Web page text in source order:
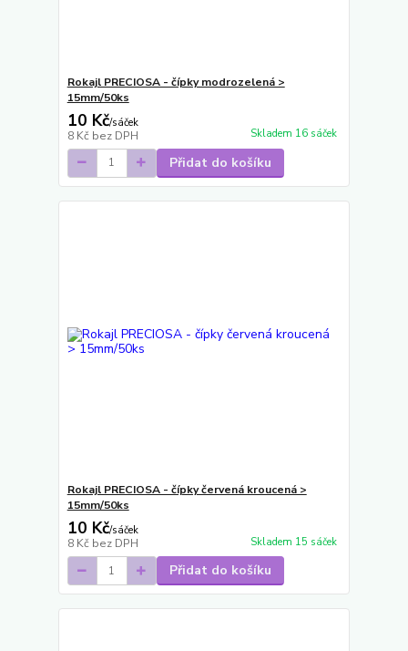
Rokajl PRECIOSA - čípky modrozelená >
15mm/50ks
10 Kč/sáček
8 Kč bez DPH Skladem 16 sáček
Přidat do košíku
Rokajl PRECIOSA - čípky červená kroucená >
15mm/50ks
10 Kč/sáček
8 Kč bez DPH Skladem 15 sáček
Přidat do košíku